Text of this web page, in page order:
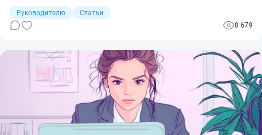
новичков или тех, кто ценит свое время.
Руководителю
Статьи
8 679